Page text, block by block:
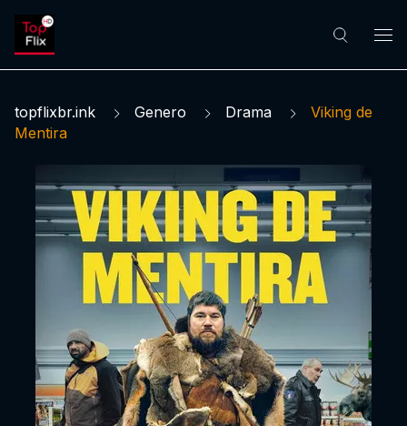
topflixbr.ink Genero Drama
Viking de
Mentira